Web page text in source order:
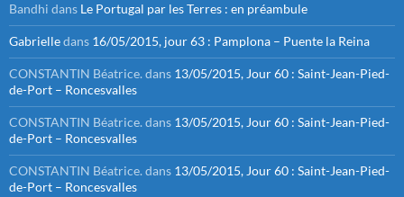
Bandhi dans Le Portugal par les Terres : en préambule
Gabrielledans 16/05/2015, jour 63 : Pamplona – Puente la Reina
CONSTANTIN Béatrice. dans 13/05/2015, Jour 60 : Saint-Jean-Pied-
de-Port – Roncesvalles
CONSTANTIN Béatrice. dans 13/05/2015, Jour 60 : Saint-Jean-Pied-
de-Port – Roncesvalles
CONSTANTIN Béatrice. dans 13/05/2015, Jour 60 : Saint-Jean-Pied-
de-Port – Roncesvalles